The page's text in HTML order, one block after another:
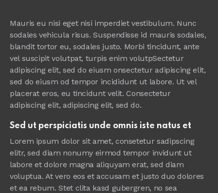
Mauris eu nisi eget nisi imperdiet vestibulum. Nunc
sodales vehicula risus. Suspendisse id mauris sodales,
blandit tortor eu, sodales justo. Morbi tincidunt, ante
vel suscipit volutpat, turpis enim volutpSectetur
adipiscing elit, sed do eiusm onsectetur adipiscing elit,
sed do eiusm od tempor incididunt ut labore. Ut vel
placerat eros, eu tincidunt velit. Consectetur
adipiscing elit, adipiscing elit, sed do.
Sed ut perspiciatis unde omnis iste natus et
Lorem ipsum dolor sit amet, consetetur sadipscing
elitr, sed diam nonumy eirmod tempor invidunt ut
labore et dolore magna aliquyam erat, sed diam
voluptua. At vero eos et accusam et justo duo dolores
et ea rebum. Stet clita kasd gubergren, no sea